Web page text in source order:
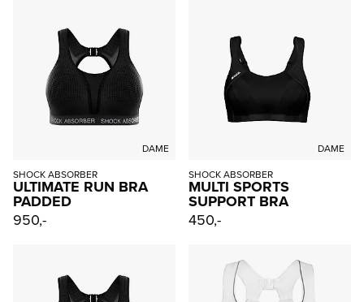
DAME
SHOCK ABSORBER
ULTIMATE RUN BRA
PADDED
950,-
DAME
SHOCK ABSORBER
MULTI SPORTS
SUPPORT BRA
450,-